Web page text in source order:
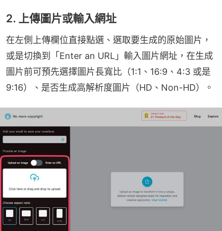
2. 上傳圖片或輸入網址
在左側上傳欄位直接點選、選取要生成的原始圖片，
或是切換到「Enter an URL」輸入圖片網址，在生成
圖片前可預先選擇圖片長寬比（1:1、16:9、4:3 或是
9:16）、是否生成高解析度圖片（HD、Non-HD）。